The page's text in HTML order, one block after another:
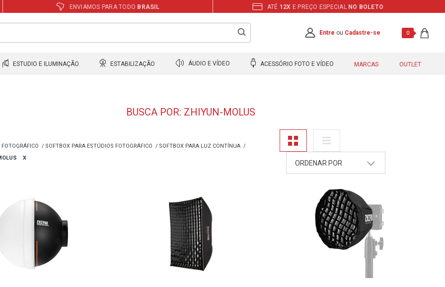
ENVIAMOS PARA TODO BRASIL ATÉ 12X E PREÇO ESPECIAL NO BOLETO
Entre ou Cadastre-se 0
ESTUDIO E ILUMINAÇÃO ESTABILIZAÇÃO ÁUDIO E VÍDEO ACESSÓRIO FOTO E VÍDEO MARCAS OUTLET
BUSCA POR: ZHIYUN-MOLUS
SOFTBOX PARA ESTÚDIOS FOTOGRÁFICO
SOFTBOX PARA LUZ CONTÍNUA
X
ORDENAR POR
Z - A
Mais Vendidos
Maior Preço
Menor Preço